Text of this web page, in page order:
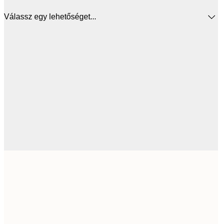
Válassz egy lehetőséget...